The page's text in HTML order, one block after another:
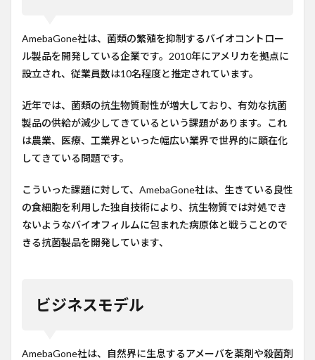
3
テク
ノロ
今後
の計
画
コメ
ント
6
参考
AmebaGone社は、菌類の繁殖を抑制するバイオコントロー
ル製品を開発している企業です。2010年にアメリカを拠点に
設立され、従業員数は10名程度と推定されています。
近年では、菌類の抗生物質耐性が増大しており、有効な抗菌
製品の供給が減少してきているという課題があります。これ
は農業、医療、工業界といった幅広い業界で世界的に顕在化
してきている問題です。
こういった課題に対して、AmebaGone社は、生きている良性
の食細胞を利用した独自技術により、抗生物質では対処でき
ないようなバイオフィルムに包まれた病原体と戦うことので
きる抗菌製品を開発しています、
ビジネスモデル
AmebaGone社は、自然界に生息するアメーバを薬剤や殺菌剤